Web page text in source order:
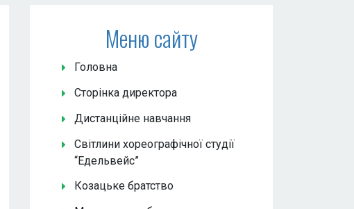
Меню сайту
Головна
Сторінка директора
Дистанційне навчання
Світлини хореографічної студії
“Едельвейс”
Козацьке братство